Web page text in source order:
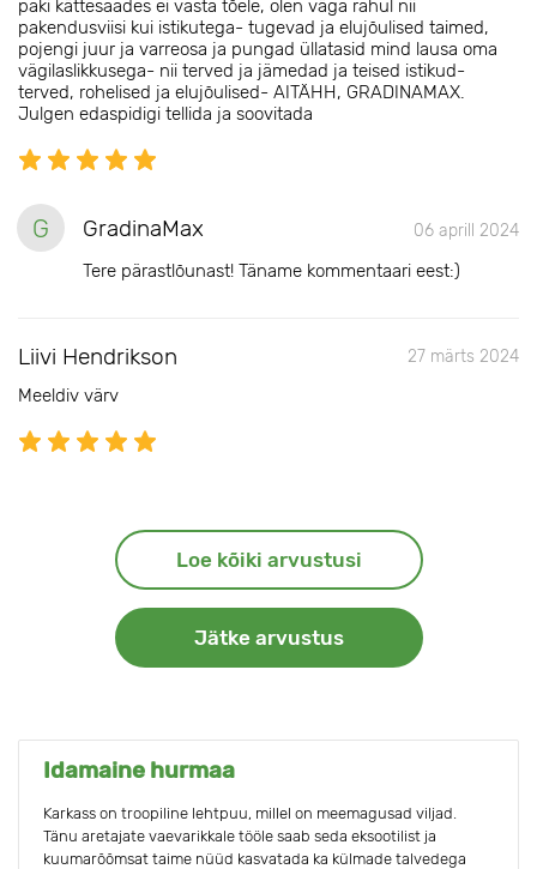
paki kättesaades ei vasta tõele, olen väga rahul nii
pakendusviisi kui istikutega- tugevad ja elujõulised taimed,
pojengi juur ja varreosa ja pungad üllatasid mind lausa oma
vägilaslikkusega- nii terved ja jämedad ja teised istikud-
terved, rohelised ja elujõulised- AITÄHH, GRADINAMAX.
Julgen edaspidigi tellida ja soovitada
G GradinaMax 06 aprill 2024
Tere pärastlõunast! Täname kommentaari eest:)
Liivi Hendrikson 27 märts 2024
Meeldiv värv
Loe kõiki arvustusi
Jätke arvustus
Idamaine hurmaa
Karkass on troopiline lehtpuu, millel on meemagusad viljad.
Tänu aretajate vaevarikkale tööle saab seda eksootilist ja
kuumarõõmsat taime nüüd kasvatada ka külmade talvedega